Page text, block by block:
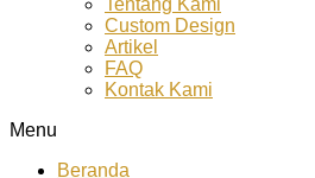
Tentang Kami
Custom Design
Artikel
FAQ
Kontak Kami
Menu
Beranda